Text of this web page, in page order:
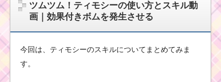
ツムツム！ティモシーの使い方とスキル動
画｜効果付きボムを発生させる
今回は、ティモシーのスキルについてまとめてみま
す。